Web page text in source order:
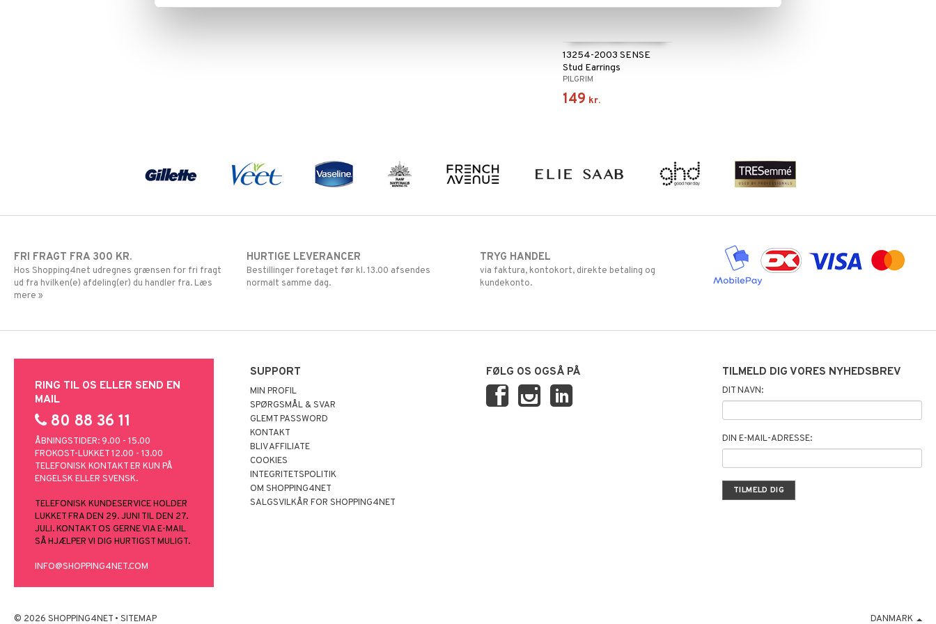
13254-2003 SENSE
Stud Earrings
PILGRIM
149 kr.
FRI FRAGT FRA 300 KR.
Hos Shopping4net udregnes grænsen for fri fragt
ud fra hvilken(e) afdeling(er) du handler fra. Læs
mere »
HURTIGE LEVERANCER
Bestillinger foretaget før kl. 13.00 afsendes
normalt samme dag.
TRYG HANDEL
via faktura, kontokort, direkte betaling og
kundekonto.
RING TIL OS ELLER SEND EN
MAIL
80 88 36 11
ÅBNINGSTIDER: 9.00 - 15.00
FROKOST-LUKKET 12.00 - 13.00
TELEFONISK KONTAKT ER KUN PÅ
ENGELSK ELLER SVENSK.
TELEFONISK KUNDESERVICE HOLDER
LUKKET FRA DEN 29. JUNI TIL DEN 27.
JULI. KONTAKT OS GERNE VIA E-MAIL
SÅ HJÆLPER VI DIG HURTIGST MULIGT.
INFO@SHOPPING4NET.COM
SUPPORT
MIN PROFIL
SPØRGSMÅL & SVAR
GLEMT PASSWORD
KONTAKT
BLIV AFFILIATE
COOKIES
INTEGRITETSPOLITIK
OM SHOPPING4NET
SALGSVILKÅR FOR SHOPPING4NET
FØLG OS OGSÅ PÅ TILMELD DIG VORES NYHEDSBREV
DIT NAVN:
DIN E-MAIL-ADRESSE:
© 2026 SHOPPING4NET • SITEMAP DANMARK